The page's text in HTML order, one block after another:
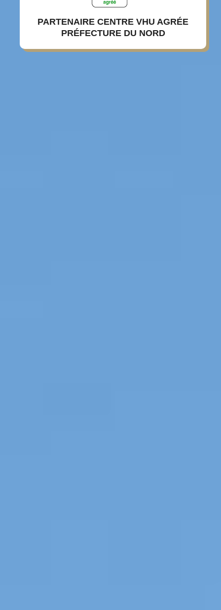
PARTENAIRE CENTRE VHU AGRÉE
PRÉFECTURE DU NORD